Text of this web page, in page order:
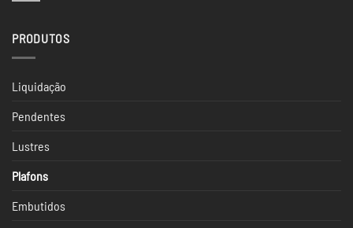
2024
para
PRODUTOS
Liquidação
Pendentes
Lustres
Plafons
Embutidos